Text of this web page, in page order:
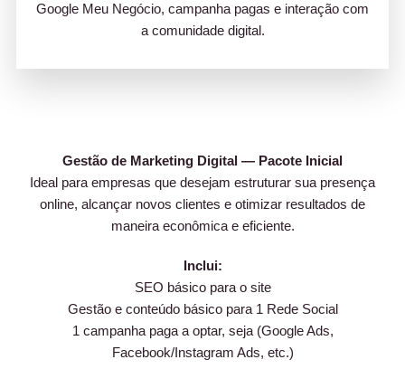
Google Meu Negócio, campanha pagas e interação com
a comunidade digital.
Gestão de Marketing Digital — Pacote Inicial
Ideal para empresas que desejam estruturar sua presença
online, alcançar novos clientes e otimizar resultados de
maneira econômica e eficiente.
Inclui:
SEO básico para o site
Gestão e conteúdo básico para 1 Rede Social
1 campanha paga a optar, seja (Google Ads,
Facebook/Instagram Ads, etc.)